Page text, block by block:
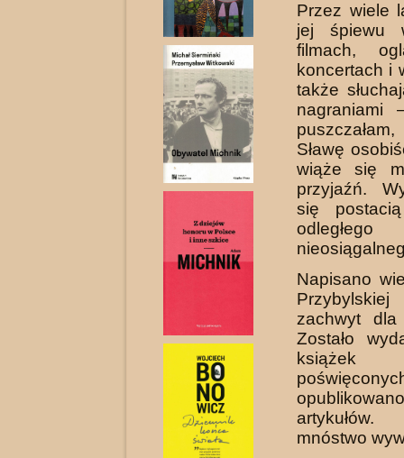
Przez wiele
jej śpiewu
filmach,
koncertach i
także
Sławę
wiąże się
przyjaźń.
się
Napisano
zachwyt
Zostało
mnóstwo